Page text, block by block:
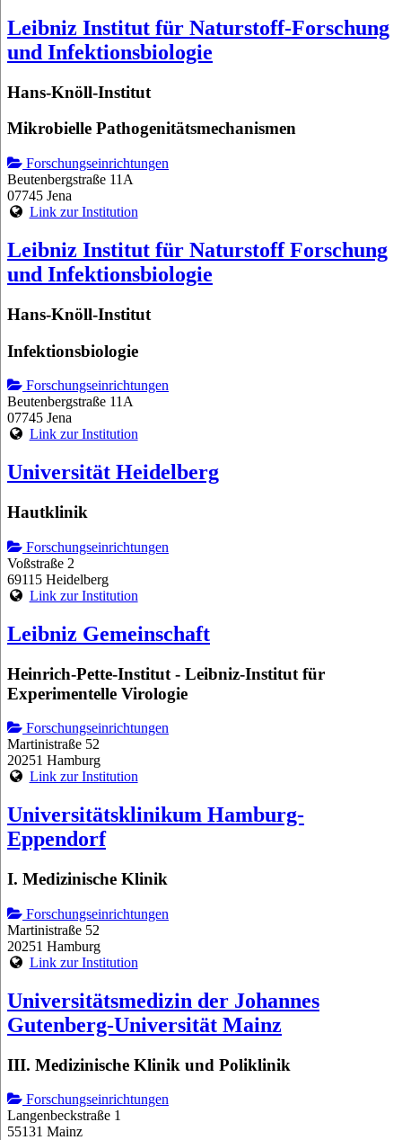
Leibniz Institut für Naturstoff-Forschung
und Infektionsbiologie
Hans-Knöll-Institut
Mikrobielle Pathogenitätsmechanismen
Forschungseinrichtungen
Beutenbergstraße 11A
07745 Jena
Link zur Institution
Leibniz Institut für Naturstoff Forschung
und Infektionsbiologie
Hans-Knöll-Institut
Infektionsbiologie
Forschungseinrichtungen
Beutenbergstraße 11A
07745 Jena
Link zur Institution
Universität Heidelberg
Hautklinik
Forschungseinrichtungen
Voßstraße 2
69115 Heidelberg
Link zur Institution
Leibniz Gemeinschaft
Heinrich-Pette-Institut - Leibniz-Institut für
Experimentelle Virologie
Forschungseinrichtungen
Martinistraße 52
20251 Hamburg
Link zur Institution
Universitätsklinikum Hamburg-
Eppendorf
I. Medizinische Klinik
Forschungseinrichtungen
Martinistraße 52
20251 Hamburg
Link zur Institution
Universitätsmedizin der Johannes
Gutenberg-Universität Mainz
III. Medizinische Klinik und Poliklinik
Forschungseinrichtungen
Langenbeckstraße 1
55131 Mainz